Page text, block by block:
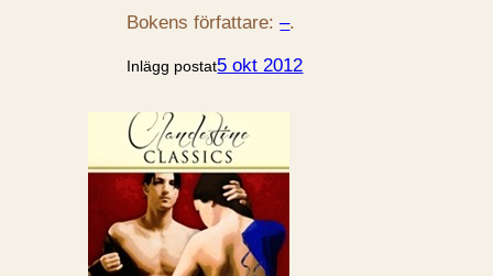
Bokens författare:–.
Inlägg postat5 okt 2012